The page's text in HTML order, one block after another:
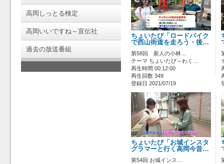
高岡しっとる検定
高岡いいですね～宣伝社
過去の放送番組
ちょいたび「ロードバイク
で西山街道を走ろう・後…
第58回 新人の小林…
テーマ ちょいたび～わく…
再生時間 00:12:00
再生回数 349
登録日 2021/07/19
ちょいたび「お城インスタ
グラマーと行く高岡今昔…
第54回 お城インス…